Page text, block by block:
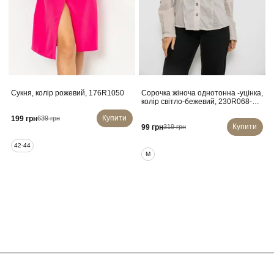
Сукня, колір рожевий, 176R1050
199 грн639 грн Купити
42-44
Сорочка жіноча однотонна -уцінка,
колір світло-бежевий, 230R068-8-
99 грн319 грн Купити
M